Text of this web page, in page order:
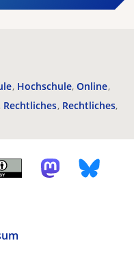
Hochschule Online
Rechtliches Rechtliches